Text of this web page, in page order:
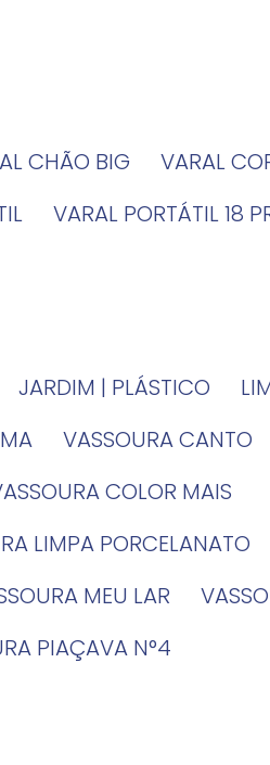
CHÃO BIG
VARAL
VARAL PORTÁTIL 18
JARDIM | PLÁSTICO
VASSOURA CANTO
VASSOURA COLOR MAIS
LIMPA PORCELANATO
MEU LAR
PIAÇAVA N°4